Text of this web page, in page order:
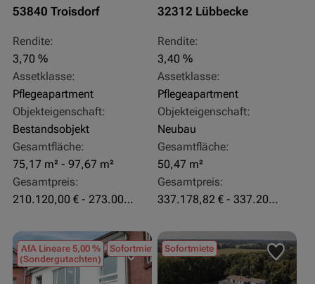
53840 Troisdorf
Rendite:
3,70 %
Assetklasse:
Pflegeapartment
Objekteigenschaft:
Bestandsobjekt
Gesamtfläche:
75,17 m² - 97,67 m²
Gesamtpreis:
210.120,00 € - 273.003,24 €
32312 Lübbecke
Rendite:
3,40 %
Assetklasse:
Pflegeapartment
Objekteigenschaft:
Neubau
Gesamtfläche:
50,47 m²
Gesamtpreis:
337.178,82 € - 337.207,06 €
AfA Lineare 5,00 %
(Sondergutachten)
Sofortmiete Sofortmiete